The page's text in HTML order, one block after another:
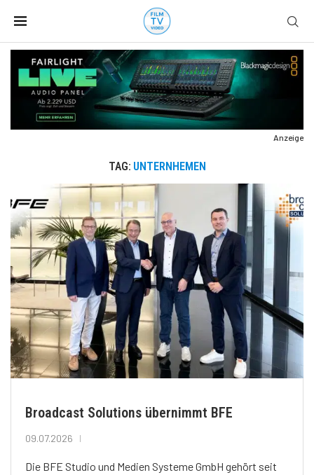
Anzeige
TAG: UNTERNHEMEN
Broadcast Solutions übernimmt BFE
09.07.2026
Die BFE Studio und Medien Systeme GmbH gehört seit